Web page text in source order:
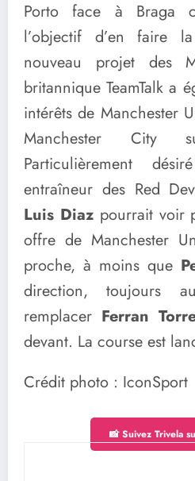
Porto face à Braga
l’objectif d’en faire
nouveau projet des
britannique TeamTalk a
intérêts de Manchester
Manchester City
Particulièrement
entraîneur des Red
Luis Diazpourrait voir
offre de Manchester
proche, à moins que
direction, toujours
remplacer Ferran
devant. La course est
Crédit photo : IconSport
📸 Suivez Trivela